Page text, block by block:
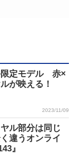
限定モデル 赤×
ルが映える！
2023/11/09
ル部分は同じ
違うオンライ
』